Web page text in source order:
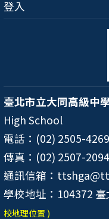
登入
臺北市立大同高級中
High School
電話：(02) 2505-4269
傳真：(02) 2507-2094
通訊信箱：
學校地址：104372
校地理位置 )